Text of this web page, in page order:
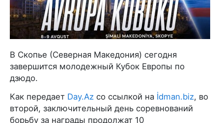
В Скопье (Северная Македония) сегодня
завершится молодежный Кубок Европы по
дзюдо.
Как передает Day.Az со ссылкой на İdman.biz, во
второй, заключительный день соревнований
борьбу за награды продолжат 10